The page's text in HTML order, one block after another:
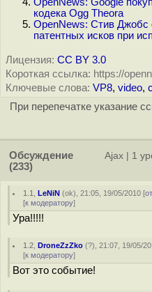
кодека Ogg Theora
OpenNews: Стив Джобс
патентных исков при
Лицензия: CC BY 3.0
Короткая ссылка: https://
Ключевые слова: VP8, video,
При перепечатке указание
Обсуждение
(233)
Ajax 1
1.1 ,LeNiN (ok), 21:05, 19/05/2010 [
[к модератору]
Ура!!!!!
1.2 ,DroneZzZko (?), 21:07, 19/05/
[к модератору]
Вот это событие!